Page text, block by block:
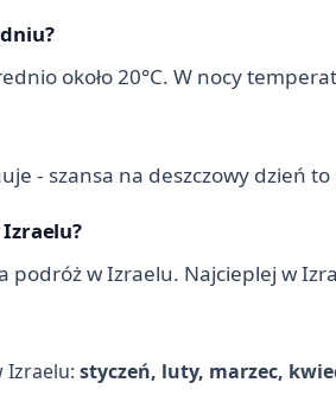
około 20°C. W nocy
- szansa na deszczowy dzień to
podróż w Izraelu. Najcieplej w
Izraelu: styczeń, luty, marzec,